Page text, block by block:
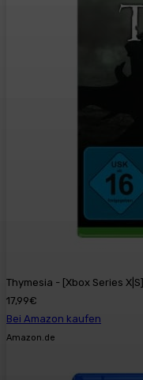
Thymesia - [Xbox Series X|S]
17,99€
Bei Amazon kaufen
Amazon.de